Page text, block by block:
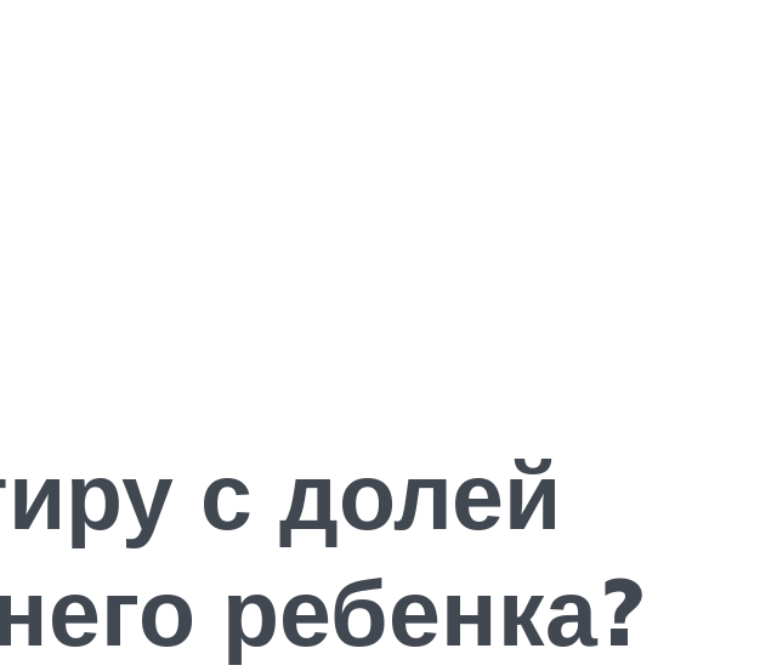
с долей
ребенка?